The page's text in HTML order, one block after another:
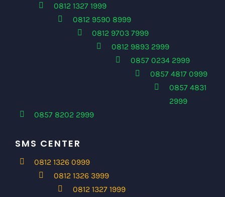
0812 1327 1999
0812 9590 8999
0812 9703 7999
0812 9893 2999
0857 0234 2999
0857 4817 0999
0857 4831
2999
0857 8202 2999
SMS CENTER
0812 1326 0999
0812 1326 3999
0812 1327 1999